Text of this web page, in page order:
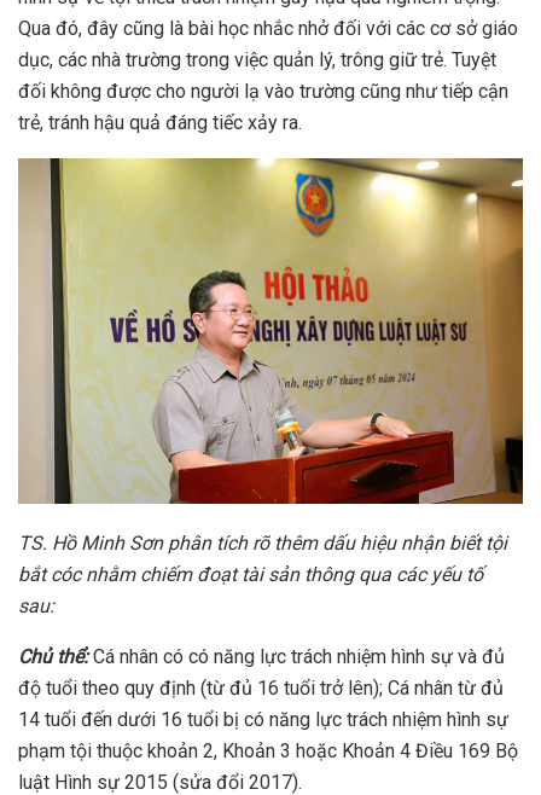
Qua đó, đây cũng là bài học nhắc nhở đối với các cơ sở giáo
dục, các nhà trường trong việc quản lý, trông giữ trẻ. Tuyệt
đối không được cho người lạ vào trường cũng như tiếp cận
trẻ, tránh hậu quả đáng tiếc xảy ra.
TS. Hồ Minh Sơn phân tích rõ thêm dấu hiệu nhận biết tội
bắt cóc nhằm chiếm đoạt tài sản thông qua các yếu tố
sau:
Chủ thể:Cá nhân có có năng lực trách nhiệm hình sự và đủ
độ tuổi theo quy định (từ đủ 16 tuổi trở lên); Cá nhân từ đủ
14 tuổi đến dưới 16 tuổi bị có năng lực trách nhiệm hình sự
phạm tội thuộc khoản 2, Khoản 3 hoặc Khoản 4 Điều 169 Bộ
luật Hình sự 2015 (sửa đổi 2017).